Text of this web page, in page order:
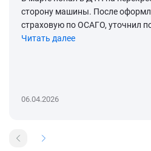
сторону машины. После
страховую по ОСАГО, уточнил
Читать далее
06.04.2026